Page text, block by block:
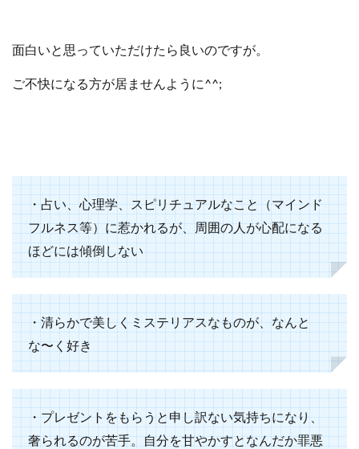
面白いと思っていただけたら良いのですが。
ご不快になる方が居ませんように^^;
・占い、心理学、スピリチュアルなこと（マインド
フルネス等）に惹かれるが、周囲の人が心配になる
ほどには傾倒しない
・清らかで美しくミステリアスなものが、なんと
な〜く好き
・プレゼントをもらうと申し訳ない気持ちになり、
奢られるのが苦手。自分を甘やかすとなんだか罪悪